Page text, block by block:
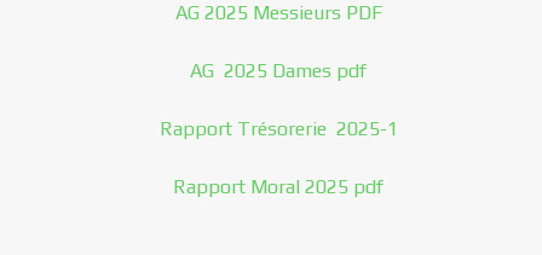
AG 2025 Messieurs PDF
AG 2025 Dames pdf
Rapport Trésorerie 2025-1
Rapport Moral 2025 pdf